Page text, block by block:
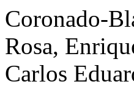
Coronado-
Rosa,
Carlos